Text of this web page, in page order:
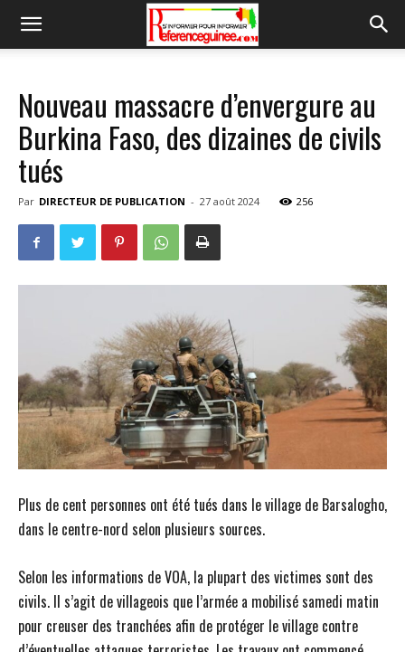
Nouveau massacre d’envergure au
Burkina Faso, des dizaines de civils
tués
Par DIRECTEUR DE PUBLICATION - 27 août 2024 256
Plus de cent personnes ont été tués dans le village de Barsalogho,
dans le centre-nord selon plusieurs sources.
Selon les informations de VOA, la plupart des victimes sont des
civils. Il s’agit de villageois que l’armée a mobilisé samedi matin
pour creuser des tranchées afin de protéger le village contre